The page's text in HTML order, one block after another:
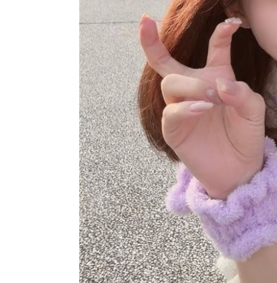
罕病博士彭士齊 輪椅上的生命覺醒！
酷澎「爸氣父親節」國際官方品牌齊聚